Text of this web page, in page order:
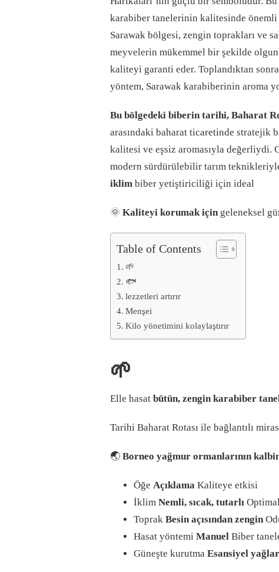
karabiber tanelerinin kalitesinde
Sarawak bölgesi, zengin toprakları ve
meyvelerin mükemmel bir şekilde
kaliteyi garanti eder. Toplandıktan
yöntem, Sarawak karabiberinin aroma
Bu bölgedeki biberin tarihi, Baharat
arasındaki baharat ticaretinde stratejik
kalitesi ve eşsiz aromasıyla
modern sürdürülebilir tarım
iklim biber yetiştiriciliği için ideal
🌞 Kaliteyi korumak için geleneksel
Table of Contents
🌱
🐟
lezzetleri artırır
Menşei
Kilo yönetimini kolaylaştırır
🌱
Elle hasat bütün, zengin karabiber
Tarihi Baharat Rotası ile bağlantılı miras
🌏 Borneo yağmur ormanlarının
Öğe Açıklama Kaliteye etkisi
İklim Nemli, sıcak, tutarlı
Toprak Besin açısından zengin
Hasat yöntemi Manuel Biber
Güneşte kurutma Esansiyel